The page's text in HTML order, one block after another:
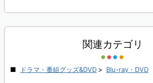
関連カテゴリ
ドラマ・番組グッズ&DVD > Blu-ray・DVD